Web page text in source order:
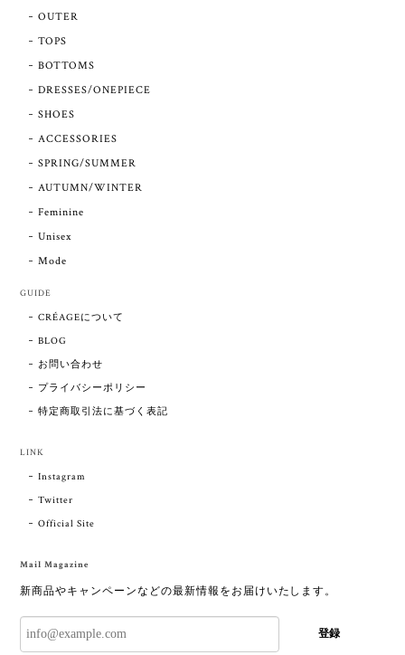
OUTER
TOPS
BOTTOMS
DRESSES/ONEPIECE
SHOES
ACCESSORIES
SPRING/SUMMER
AUTUMN/WINTER
Feminine
Unisex
Mode
GUIDE
CRÉAGEについて
BLOG
お問い合わせ
プライバシーポリシー
特定商取引法に基づく表記
LINK
Instagram
Twitter
Official Site
Mail Magazine
新商品やキャンペーンなどの最新情報をお届けいたします。
登録